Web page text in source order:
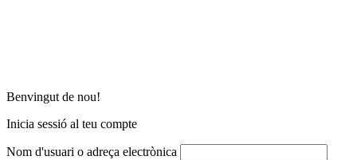
Benvingut de nou!
Inicia sessió al teu compte
Nom d'usuari o adreça electrònica